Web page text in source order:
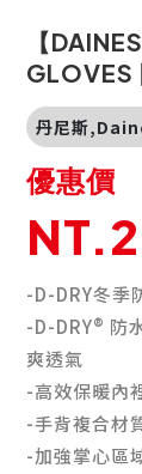
【
GLOVES
丹尼斯
優惠價
-D-DRY冬季
-D-DRY® 防
爽透氣
-高效保暖內
-手背複合材
-加強掌心區